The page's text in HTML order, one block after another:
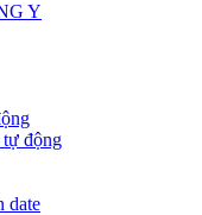
Y
tự động
date